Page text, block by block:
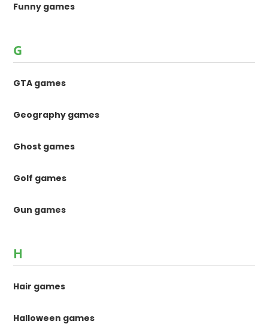
Funny games
G
GTA games
Geography games
Ghost games
Golf games
Gun games
H
Hair games
Halloween games